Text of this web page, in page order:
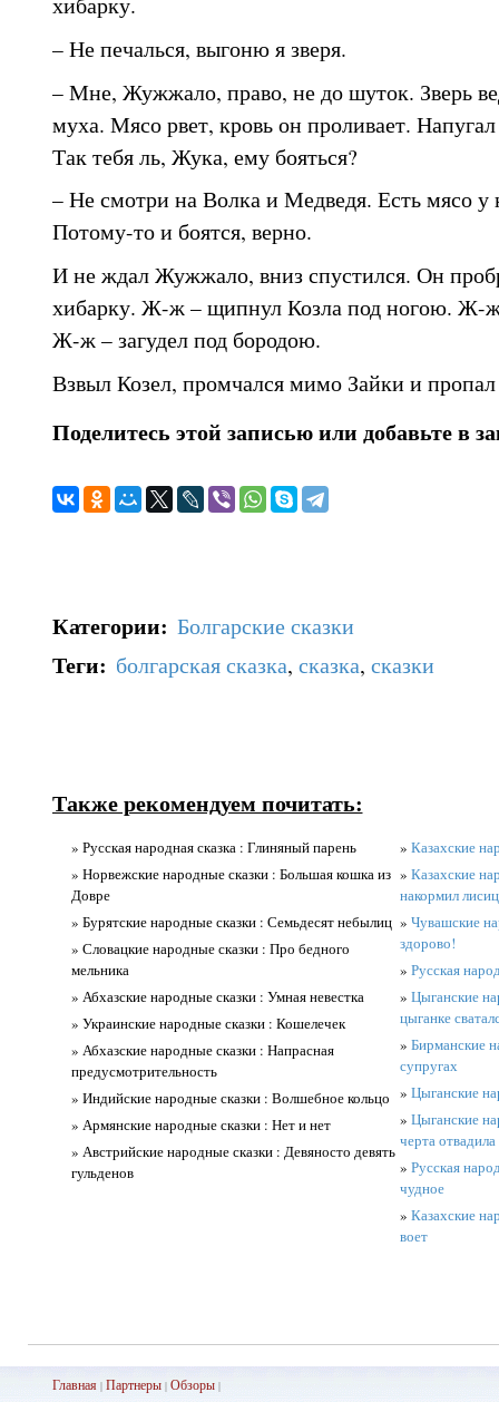
– Не печалься, выгоню я зверя.
– Мне, Жужжало, право, не до шуток. Зверь
муха. Мясо рвет, кровь он проливает.
Так тебя ль, Жука, ему бояться?
– Не смотри на Волка и Медведя. Есть мясо у
Потому-то и боятся, верно.
И не ждал Жужжало, вниз спустился. Он
хибарку. Ж-ж – щипнул Козла под ногою. Ж-
Ж-ж – загудел под бородою.
Взвыл Козел, промчался мимо Зайки и
Поделитесь этой записью или добавьте в
Категории: Болгарские сказки
Теги: болгарская сказка, сказка, сказки
Также рекомендуем почитать:
» Русская народная сказка : Глиняный парень
» Норвежские народные сказки : Большая кошка из
Довре
» Бурятские народные сказки : Семьдесят небылиц
» Словацкие народные сказки : Про бедного
мельника
» Абхазские народные сказки : Умная невестка
» Украинские народные сказки : Кошелечек
» Абхазские народные сказки : Напрасная
предусмотрительность
» Индийские народные сказки : Волшебное кольцо
» Армянские народные сказки : Нет и нет
» Австрийские народные сказки : Девяносто девять
гульденов
» Казахские
» Казахские
накормил
» Чувашские
здорово!
» Русская
» Цыганские
цыганке
» Бирманские
супругах
» Цыганские
» Цыганские
черта отвадила
» Русская
чудное
» Казахские
воет
Главная| Партнеры| Обзоры|